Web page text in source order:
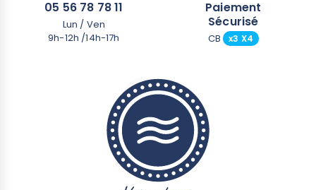
05 56 78 78 11
Lun / Ven
9h-12h /14h-17h
Paiement
Sécurisé
CB x3 X4